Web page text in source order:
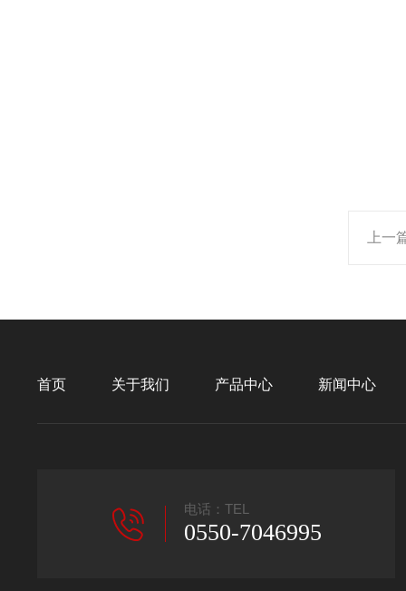
上一
首页 关于我们 产品中心 新闻中心
电话：TEL
0550-7046995